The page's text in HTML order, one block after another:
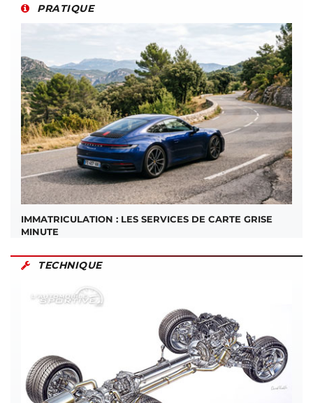
PRATIQUE
IMMATRICULATION : LES SERVICES DE CARTE GRISE
MINUTE
TECHNIQUE